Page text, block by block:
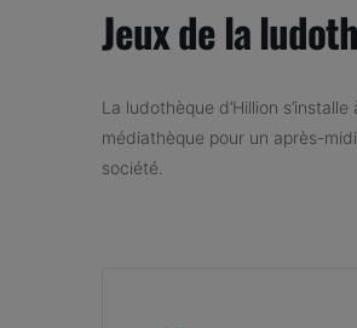
Jeux de la
La ludothèque d’Hillion s’installe
médiathèque pour un après-
société.